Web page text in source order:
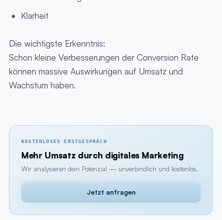
Klarheit
Die wichtigste Erkenntnis:
Schon kleine Verbesserungen der Conversion Rate
können massive Auswirkungen auf Umsatz und
Wachstum haben.
KOSTENLOSES ERSTGESPRÄCH
Mehr Umsatz durch digitales Marketing
Wir analysieren dein Potenzial — unverbindlich und kostenlos.
Jetzt anfragen